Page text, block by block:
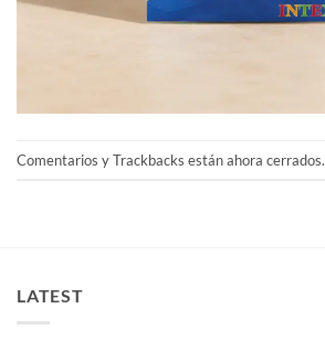
Comentarios y Trackbacks están ahora cerrados.
LATEST